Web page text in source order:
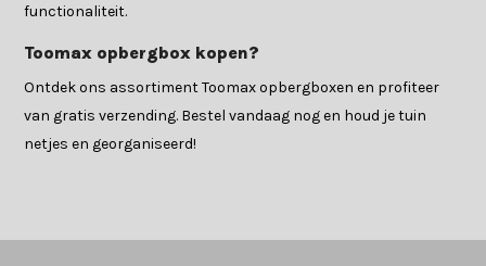
functionaliteit.
Toomax opbergbox kopen?
Ontdek ons assortiment Toomax opbergboxen en profiteer
van gratis verzending. Bestel vandaag nog en houd je tuin
netjes en georganiseerd!